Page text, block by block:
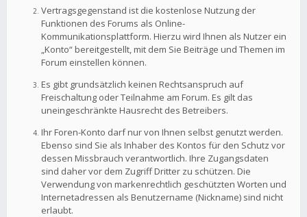
Vertragsgegenstand ist die kostenlose Nutzung der
Funktionen des Forums als Online-
Kommunikationsplattform. Hierzu wird Ihnen als Nutzer ein
„Konto“ bereitgestellt, mit dem Sie Beiträge und Themen im
Forum einstellen können.
Es gibt grundsätzlich keinen Rechtsanspruch auf
Freischaltung oder Teilnahme am Forum. Es gilt das
uneingeschränkte Hausrecht des Betreibers.
Ihr Foren-Konto darf nur von Ihnen selbst genutzt werden.
Ebenso sind Sie als Inhaber des Kontos für den Schutz vor
dessen Missbrauch verantwortlich. Ihre Zugangsdaten
sind daher vor dem Zugriff Dritter zu schützen. Die
Verwendung von markenrechtlich geschützten Worten und
Internetadressen als Benutzername (Nickname) sind nicht
erlaubt.